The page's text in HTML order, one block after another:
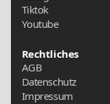
Tiktok
Youtube
Rechtliches
AGB
Datenschutz
Impressum